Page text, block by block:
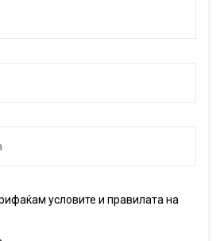
условите и правилата на